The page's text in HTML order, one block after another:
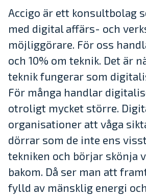
Accigo är ett konsultbolag
med digital affärs- och
möjliggörare. För oss
och 10% om teknik. Det är
teknik fungerar som
För många handlar
otroligt mycket större.
organisationer att våga
dörrar som de inte ens
tekniken och börjar skönja
bakom. Då ser man att
fylld av mänsklig energi